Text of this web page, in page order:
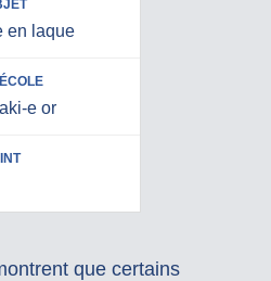
en laque
e or
que certains